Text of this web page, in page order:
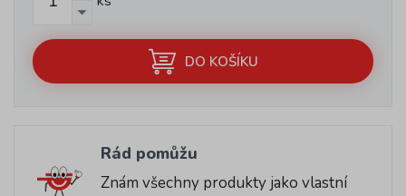
DO KOŠÍKU
Rád pomůžu
Znám všechny produkty jako vlastní